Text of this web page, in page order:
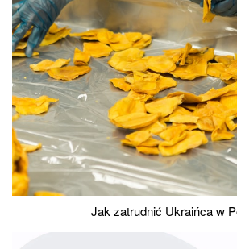
Jak zatrudnić Ukraińca w